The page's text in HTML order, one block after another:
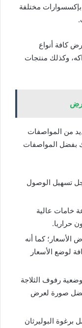
بإكسسوارات مختلفة
كافة أنواع
وكذلك منتجات
من المواصفات
بفضل المواصفات
تسهيل الوصول
خامات عالية
حراريا.
كما أنه
لوضع الأسعار
رفوف الثلاجة
صورة لعرض
برغوة البوليرثان